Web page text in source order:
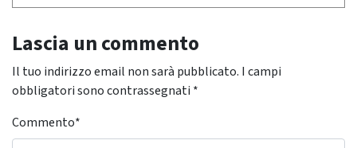
Lascia un commento
Il tuo indirizzo email non sarà pubblicato. I campi
obbligatori sono contrassegnati *
Commento*